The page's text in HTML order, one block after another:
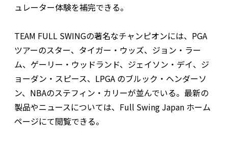
ュレーター体験を補完できる。
TEAM FULL SWINGの著名なチャンピオンには、PGA
ツアーのスター、タイガー・ウッズ、ジョン・ラー
ム、ゲーリー・ウッドランド、ジェイソン・デイ、ジ
ョーダン・スピース、LPGA のブルック・ヘンダーソ
ン、NBAのステフィン・カリーが並んでいる。最新の
製品やニュースについては、Full Swing Japan ホーム
ページにて閲覧できる。